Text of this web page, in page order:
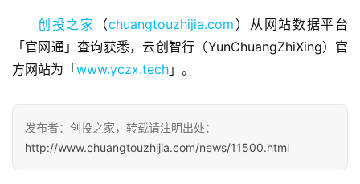
商
业
初
创
创投之家 （chuangtouzhijia.com ）从网站数据平台
「官网通」查询获悉，云创智行（YunChuangZhiXing）官
方网站为「www.yczx.tech 」。
发布者：创投之家，转载请注明出处：
http://www.chuangtouzhijia.com/news/11500.html